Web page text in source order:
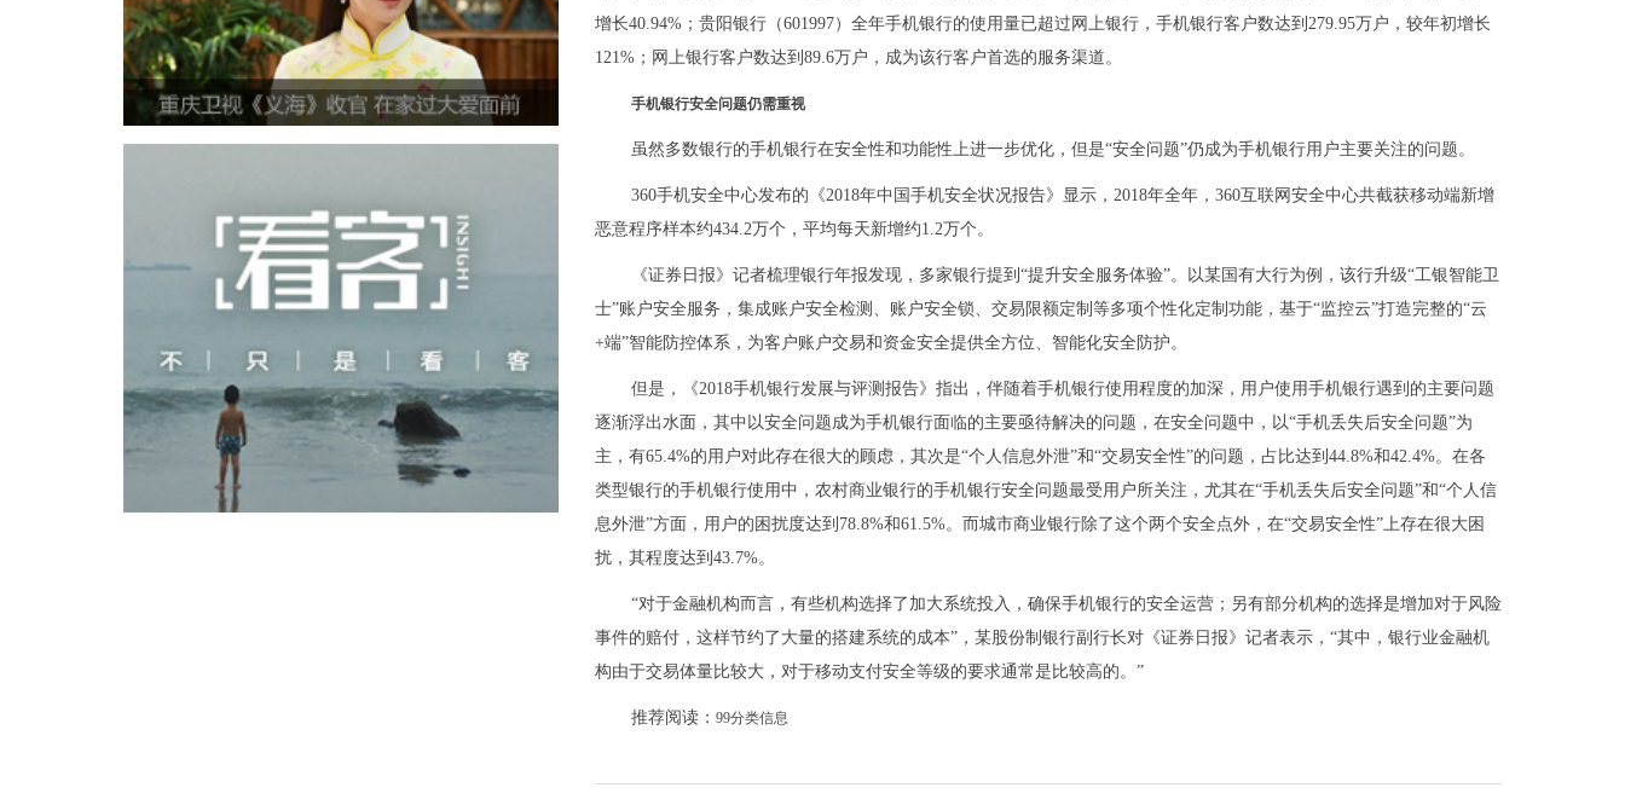
增长40.94%；贵阳银行（601997）全年手机银行的使用量已超过网上银行，手机银行客户数达到279.95万户，较年初增长
121%；网上银行客户数达到89.6万户，成为该行客户首选的服务渠道。
手机银行安全问题仍需重视
虽然多数银行的手机银行在安全性和功能性上进一步优化，但是“安全问题”仍成为手机银行用户主要关注的问题。
360手机安全中心发布的《2018年中国手机安全状况报告》显示，2018年全年，360互联网安全中心共截获移动端新增
恶意程序样本约434.2万个，平均每天新增约1.2万个。
《证券日报》记者梳理银行年报发现，多家银行提到“提升安全服务体验”。以某国有大行为例，该行升级“工银智能卫
士”账户安全服务，集成账户安全检测、账户安全锁、交易限额定制等多项个性化定制功能，基于“监控云”打造完整的“云
+端”智能防控体系，为客户账户交易和资金安全提供全方位、智能化安全防护。
但是，《2018手机银行发展与评测报告》指出，伴随着手机银行使用程度的加深，用户使用手机银行遇到的主要问题
逐渐浮出水面，其中以安全问题成为手机银行面临的主要亟待解决的问题，在安全问题中，以“手机丢失后安全问题”为
主，有65.4%的用户对此存在很大的顾虑，其次是“个人信息外泄”和“交易安全性”的问题，占比达到44.8%和42.4%。在各
类型银行的手机银行使用中，农村商业银行的手机银行安全问题最受用户所关注，尤其在“手机丢失后安全问题”和“个人信
息外泄”方面，用户的困扰度达到78.8%和61.5%。而城市商业银行除了这个两个安全点外，在“交易安全性”上存在很大困
扰，其程度达到43.7%。
“对于金融机构而言，有些机构选择了加大系统投入，确保手机银行的安全运营；另有部分机构的选择是增加对于风险
事件的赔付，这样节约了大量的搭建系统的成本”，某股份制银行副行长对《证券日报》记者表示，“其中，银行业金融机
构由于交易体量比较大，对于移动支付安全等级的要求通常是比较高的。”
推荐阅读： 99分类信息